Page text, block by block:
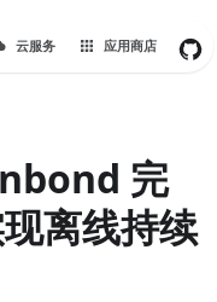
云服务 应用商店
完
离线持续